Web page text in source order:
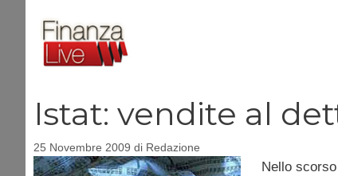
contenuto
Istat: vendite al
25 Novembre 2009 di Redazione
Nello